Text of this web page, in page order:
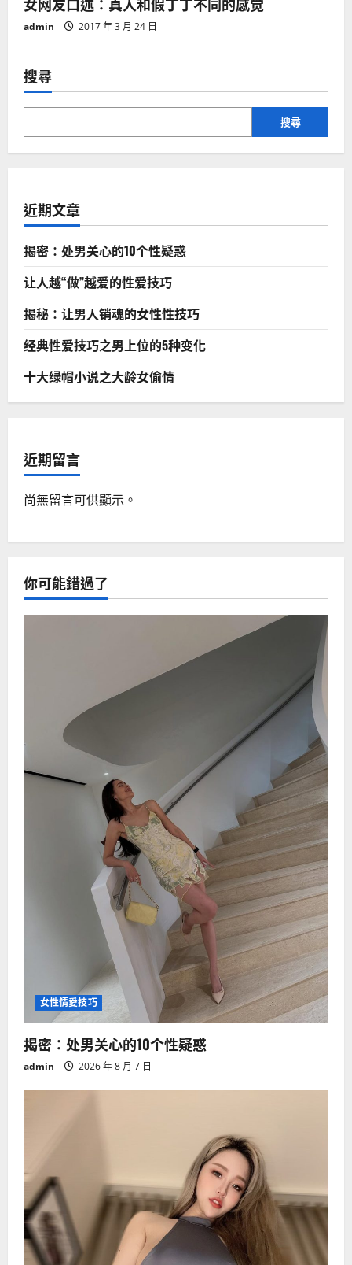
女网友口述：真人和假丁丁不同的感觉
admin 2017 年 3 月 24 日
搜尋
搜尋
近期文章
揭密：处男关心的10个性疑惑
让人越“做”越爱的性爱技巧
揭秘：让男人销魂的女性性技巧
经典性爱技巧之男上位的5种变化
十大绿帽小说之大龄女偷情
近期留言
尚無留言可供顯示。
你可能錯過了
女性情愛技巧
揭密：处男关心的10个性疑惑
admin 2026 年 8 月 7 日